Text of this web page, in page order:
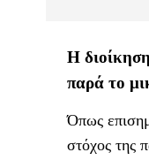
Η
παρά το
Όπως
στόχος της